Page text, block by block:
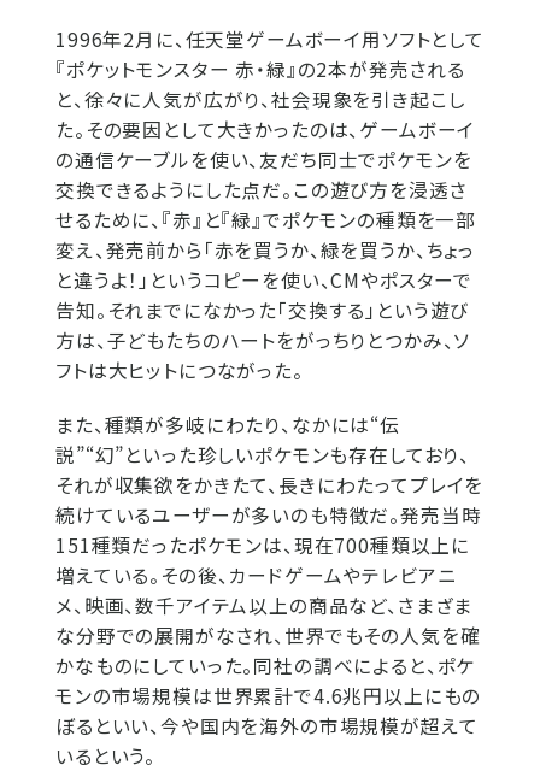
1996年2月に、任天堂ゲームボーイ用ソフトとして
『ポケットモンスター 赤・緑』の2本が発売される
と、徐々に人気が広がり、社会現象を引き起こし
た。その要因として大きかったのは、ゲームボーイ
の通信ケーブルを使い、友だち同士でポケモンを
交換できるようにした点だ。この遊び方を浸透さ
せるために、『赤』と『緑』でポケモンの種類を一部
変え、発売前から「赤を買うか、緑を買うか、ちょっ
と違うよ！」というコピーを使い、CMやポスターで
告知。それまでになかった「交換する」という遊び
方は、子どもたちのハートをがっちりとつかみ、ソ
フトは大ヒットにつながった。
また、種類が多岐にわたり、なかには“伝
説”“幻”といった珍しいポケモンも存在しており、
それが収集欲をかきたて、長きにわたってプレイを
続けているユーザーが多いのも特徴だ。発売当時
151種類だったポケモンは、現在700種類以上に
増えている。その後、カードゲームやテレビアニ
メ、映画、数千アイテム以上の商品など、さまざま
な分野での展開がなされ、世界でもその人気を確
かなものにしていった。同社の調べによると、ポケ
モンの市場規模は世界累計で4.6兆円以上にもの
ぼるといい、今や国内を海外の市場規模が超えて
いるという。